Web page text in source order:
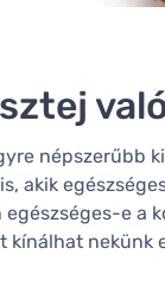
népszerűbb
akik
e a
kínálhat nekünk